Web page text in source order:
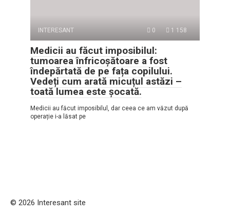
INTERESANT 0 1 158
Medicii au făcut imposibilul:
tumoarea înfricoșătoare a fost
îndepărtată de pe fața copilului.
Vedeți cum arată micuțul astăzi –
toată lumea este șocată.
Medicii au făcut imposibilul, dar ceea ce am văzut după
operație i-a lăsat pe
© 2026 Interesant site